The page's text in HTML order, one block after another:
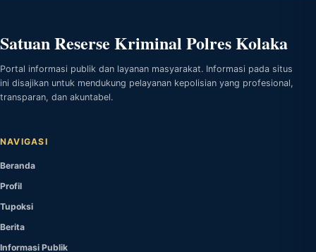
Satuan Reserse Kriminal Polres Kolaka
Portal informasi publik dan layanan masyarakat. Informasi pada situs
ini disajikan untuk mendukung pelayanan kepolisian yang profesional,
transparan, dan akuntabel.
NAVIGASI
Beranda
Profil
Tupoksi
Berita
Informasi Publik